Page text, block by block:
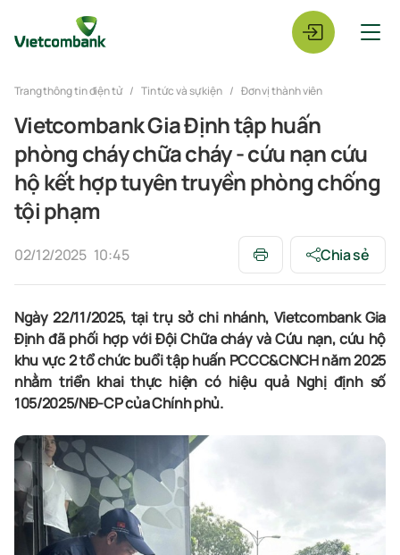
Trang thông tin điện tử Tin tức và sự kiện Đơn vị thành viên
Vietcombank Gia Định tập huấn
phòng cháy chữa cháy - cứu nạn cứu
hộ kết hợp tuyên truyền phòng chống
tội phạm
02/12/2025 10:45 Chia sẻ
Ngày 22/11/2025, tại trụ sởchi nhánh, VietcombankGia
Địnhđã phối hợp vớiĐộiChữa cháy vàCứu nạn, cứu hộ
khu vực 2 tổ chức buổi tập huấn PCCC&CNCHnăm 2025
nhằm triển khai thực hiện có hiệu quả Nghị định số
105/2025/NĐ-CP của Chính phủ.